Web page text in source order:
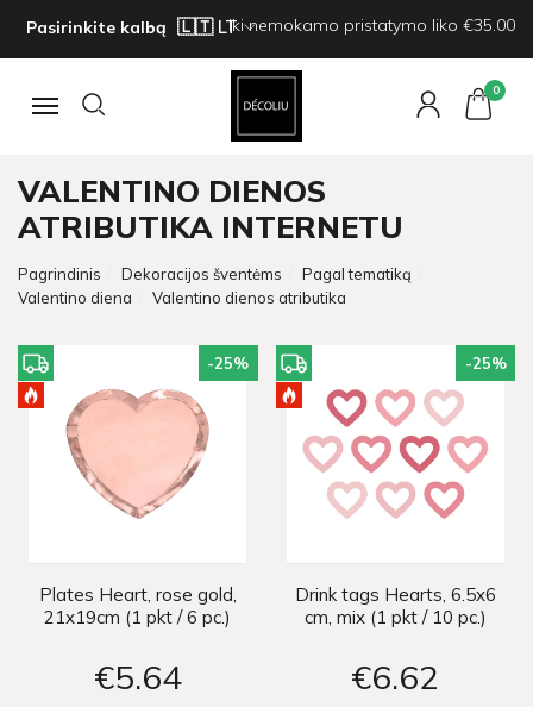
Pasirinkite kalbą Iki nemokamo pristatymo liko €35.00
Navigacija
0
VALENTINO DIENOS
ATRIBUTIKA INTERNETU
Pagrindinis Dekoracijos šventėms
Pagal tematiką
Valentino diena
Valentino dienos atributika
-25%
Plates Heart, rose gold,
21x19cm (1 pkt / 6 pc.)
€5 64
-25%
Drink tags Hearts, 6.5x6
cm, mix (1 pkt / 10 pc.)
€6 62